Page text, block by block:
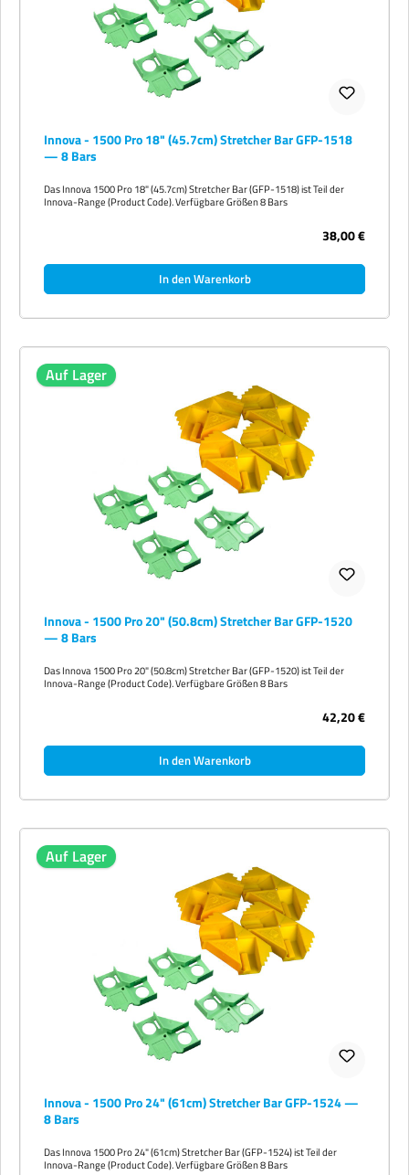
Innova - 1500 Pro 18" (45.7cm) Stretcher Bar GFP-1518
— 8 Bars
Das Innova 1500 Pro 18" (45.7cm) Stretcher Bar (GFP-1518) ist Teil der
Innova-Range (Product Code). Verfügbare Größen 8 Bars
38,00 €
In den Warenkorb
Auf Lager
Innova - 1500 Pro 20" (50.8cm) Stretcher Bar GFP-1520
— 8 Bars
Das Innova 1500 Pro 20" (50.8cm) Stretcher Bar (GFP-1520) ist Teil der
Innova-Range (Product Code). Verfügbare Größen 8 Bars
42,20 €
In den Warenkorb
Auf Lager
Innova - 1500 Pro 24" (61cm) Stretcher Bar GFP-1524 —
8 Bars
Das Innova 1500 Pro 24" (61cm) Stretcher Bar (GFP-1524) ist Teil der
Innova-Range (Product Code). Verfügbare Größen 8 Bars